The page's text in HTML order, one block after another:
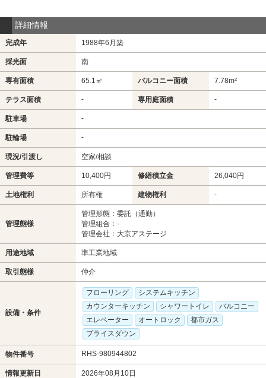
詳細情報
完成年 1988年6月築
採光面 南
専有面積 65.1㎡ バルコニー面積 7.78m²
テラス面積 - 専用庭面積 -
駐車場 -
駐輪場 -
現況/引渡し 空家/相談
管理費等 10,400円 修繕積立金 26,040円
土地権利 所有権 建物権利 -
管理態様
管理形態：委託（通勤）
管理組合：-
管理会社：大京アステージ
用途地域 準工業地域
取引態様 仲介
設備・条件
フローリング
システムキッチン
カウンターキッチン
シャワートイレ
バルコニー
エレベーター
オートロック
都市ガス
プライスダウン
物件番号 RHS-980944802
情報更新日 2026年08月10日